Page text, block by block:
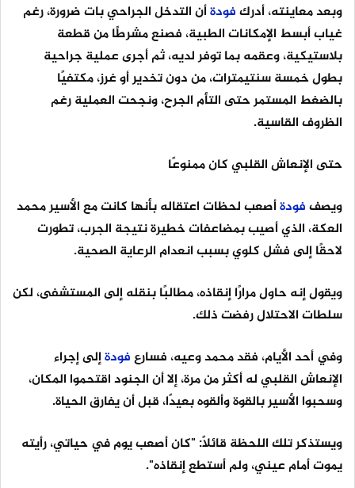
وبعد معاينته، أدركفودةأن التدخل الجراحي بات ضرورة، رغم
غياب أبسط الإمكانات الطبية، فصنع مشرطًا من قطعة
بلاستيكية، وعقمه بما توفر لديه، ثم أجرى عملية جراحية
بطول خمسة سنتيمترات، من دون تخدير أو غرز، مكتفيًا
بالضغط المستمر حتى التأم الجرح، ونجحت العملية رغم
الظروف القاسية.
حتى الإنعاش القلبي كان ممنوعًا
ويصففودةأصعب لحظات اعتقاله بأنها كانت مع الأسير محمد
العكة، الذي أصيب بمضاعفات خطيرة نتيجة الجرب، تطورت
لاحقًا إلى فشل كلوي بسبب انعدام الرعاية الصحية.
ويقول إنه حاول مرارًا إنقاذه، مطالبًا بنقله إلى المستشفى، لكن
سلطات الاحتلال رفضت ذلك.
وفي أحد الأيام، فقد محمد وعيه، فسارعفودةإلى إجراء
الإنعاش القلبي له أكثر من مرة، إلا أن الجنود اقتحموا المكان،
وسحبوا الأسير بالقوة وألقوه بعيدًا، قبل أن يفارق الحياة.
ويستذكر تلك اللحظة قائلًا: "كان أصعب يوم في حياتي، رأيته
يموت أمام عيني، ولم أستطع إنقاذه".